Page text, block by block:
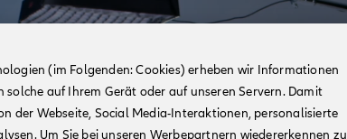
(im Folgenden: Cookies) erheben wir Informationen
solche auf Ihrem Gerät oder auf unseren Servern. Damit
der Webseite, Social Media-Interaktionen, personalisierte
Um Sie bei unseren Werbepartnern wiedererkennen zu